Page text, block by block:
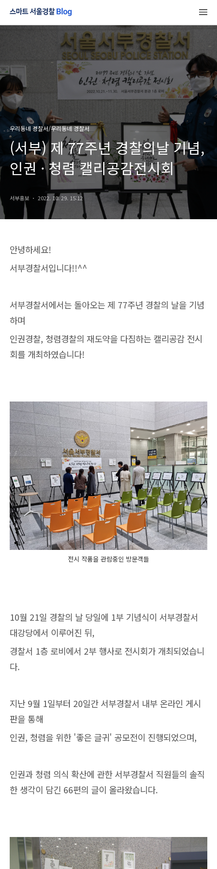
우리동네 경찰서/우리동네 경찰서
(서부) 제 77주년 경찰의날 기념,
인권 · 청렴 캘리공감전시회
서부홍보 2022. 10. 29. 15:12
안녕하세요!
서부경찰서입니다!!^^
서부경찰서에서는 돌아오는 제 77주년 경찰의 날을 기념
하며
인권경찰, 청렴경찰의 재도약을 다짐하는 캘리공감 전시
회를 개최하였습니다!
전시 작품을 관람중인 방문객들
10월 21일 경찰의 날 당일에 1부 기념식이 서부경찰서
대강당에서 이루어진 뒤,
경찰서 1층 로비에서 2부 행사로 전시회가 개최되었습니
다.
지난 9월 1일부터 20일간 서부경찰서 내부 온라인 게시
판을 통해
인권, 청렴을 위한 '좋은 글귀' 공모전이 진행되었으며,
인권과 청렴 의식 확산에 관한 서부경찰서 직원들의 솔직
한 생각이 담긴 66편의 글이 올라왔습니다.